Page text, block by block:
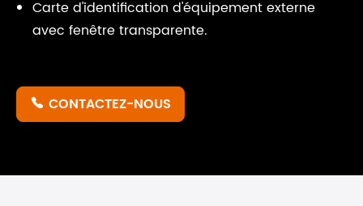
Carte d'identification d'équipement externe
avec fenêtre transparente.
 CONTACTEZ-NOUS